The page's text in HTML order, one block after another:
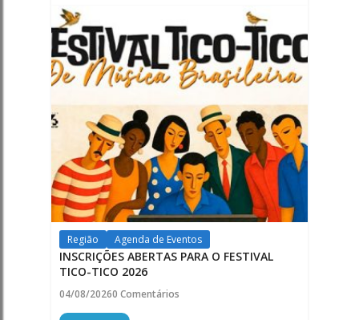
Região Agenda de Eventos
INSCRIÇÕES ABERTAS PARA O FESTIVAL
TICO-TICO 2026
04/08/20260 Comentários